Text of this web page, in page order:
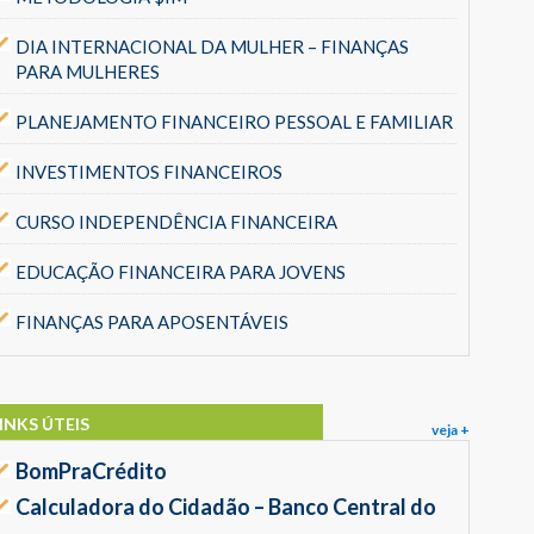
DIA INTERNACIONAL DA MULHER – FINANÇAS
PARA MULHERES
PLANEJAMENTO FINANCEIRO PESSOAL E FAMILIAR
INVESTIMENTOS FINANCEIROS
CURSO INDEPENDÊNCIA FINANCEIRA
EDUCAÇÃO FINANCEIRA PARA JOVENS
FINANÇAS PARA APOSENTÁVEIS
veja +
ÚTEIS
BomPraCrédito
Calculadora do Cidadão – Banco Central do